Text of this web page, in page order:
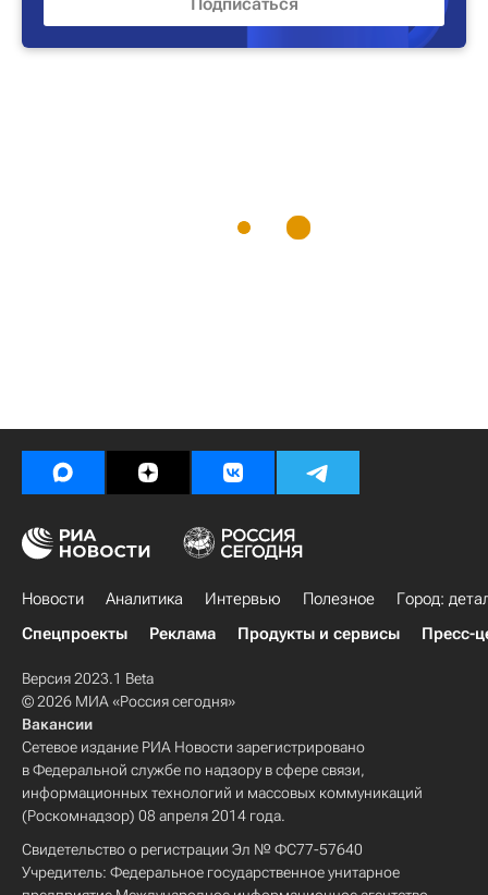
Новости Аналитика Интервью Полезное
Город:
Спецпроекты
Реклама Продукты и сервисы Пресс-
Версия 2023.1 Beta
© 2026 МИА «Россия сегодня»
Вакансии
Сетевое издание РИА Новости зарегистрировано
в Федеральной службе по надзору в сфере связи,
информационных технологий и массовых коммуникаций
(Роскомнадзор) 08 апреля 2014 года.
Свидетельство о регистрации Эл № ФС77-57640
Учредитель: Федеральное государственное унитарное